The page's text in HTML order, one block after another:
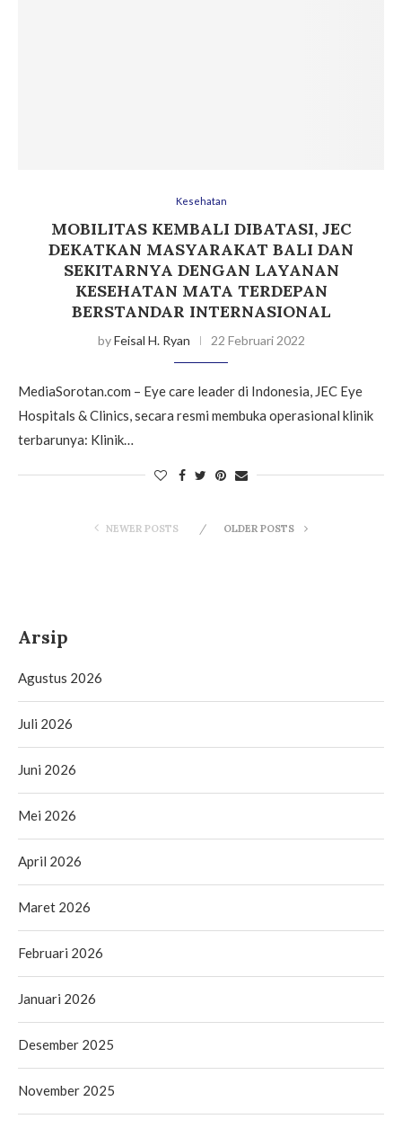
Kesehatan
MOBILITAS KEMBALI DIBATASI, JEC
DEKATKAN MASYARAKAT BALI DAN
SEKITARNYA DENGAN LAYANAN
KESEHATAN MATA TERDEPAN
BERSTANDAR INTERNASIONAL
byFeisal H. Ryan 22 Februari 2022
MediaSorotan.com – Eye care leader di Indonesia, JEC Eye
Hospitals & Clinics, secara resmi membuka operasional klinik
terbarunya: Klinik…
NEWER POSTS OLDER POSTS
Arsip
Agustus 2026
Juli 2026
Juni 2026
Mei 2026
April 2026
Maret 2026
Februari 2026
Januari 2026
Desember 2025
November 2025